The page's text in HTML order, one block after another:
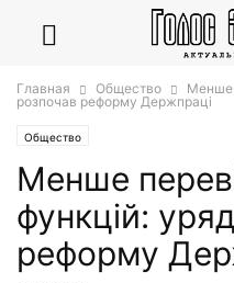
Главная Общество
Менше
розпочав реформу Держпраці
Общество
Менше
функцій:
реформу